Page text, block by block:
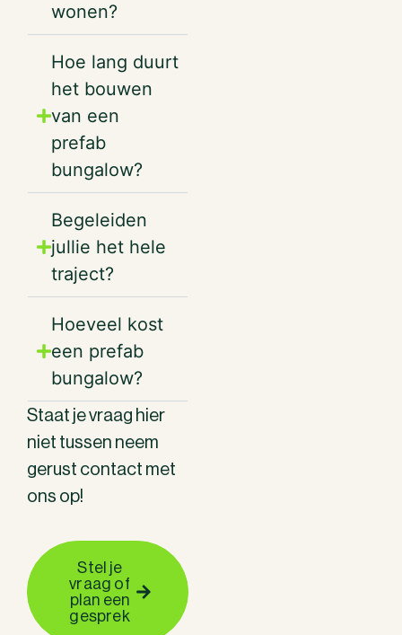
Stel je
vraag of
plan een
gesprek
wonen?
Hoe lang duurt
het bouwen
van een
prefab
bungalow?
Begeleiden
jullie het hele
traject?
Hoeveel kost
een prefab
bungalow?
Staat je vraag hier
niet tussen neem
gerust contact met
ons op!